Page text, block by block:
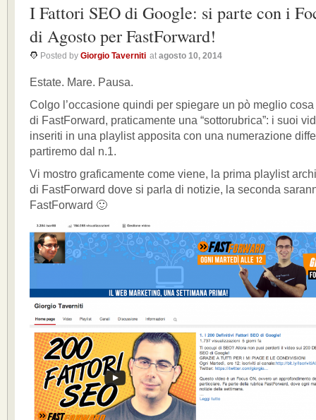
I Fattori SEO di Google: si parte con i
di Agosto per FastForward!
Posted by Giorgio Taverniti at agosto 10, 2014
Estate. Mare. Pausa.
Colgo l’occasione quindi per spiegare un pò meglio
di FastForward, praticamente una “sottorubrica”: i suoi
inseriti in una playlist apposita con una numerazione
partiremo dal n.1.
Vi mostro graficamente come viene, la prima playlist
di FastForward dove si parla di notizie, la seconda
FastForward 🙂